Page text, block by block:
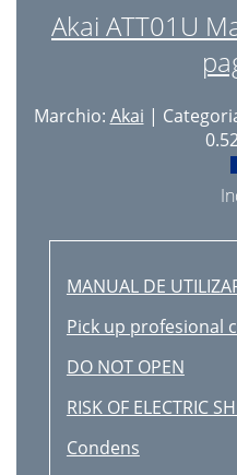
Akai ATT01U
Marchio: Akai |
MANUAL DE
Pick up profesional
DO NOT OPEN
RISK OF ELECTRIC
Condens